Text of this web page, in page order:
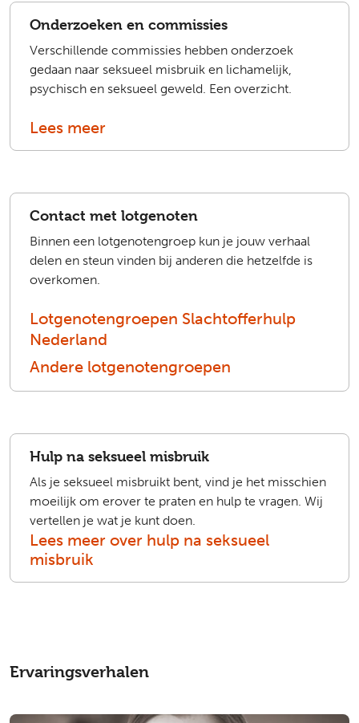
Onderzoeken en commissies
Verschillende commissies hebben onderzoek
gedaan naar seksueel misbruik en lichamelijk,
psychisch en seksueel geweld. Een overzicht.
Lees meer
Contact met lotgenoten
Binnen een lotgenotengroep kun je jouw verhaal
delen en steun vinden bij anderen die hetzelfde is
overkomen.
Lotgenotengroepen Slachtofferhulp
Nederland
Andere lotgenotengroepen
Hulp na seksueel misbruik
Als je seksueel misbruikt bent, vind je het misschien
moeilijk om erover te praten en hulp te vragen. Wij
vertellen je wat je kunt doen.
Lees meer over hulp na seksueel
misbruik
Ervaringsverhalen